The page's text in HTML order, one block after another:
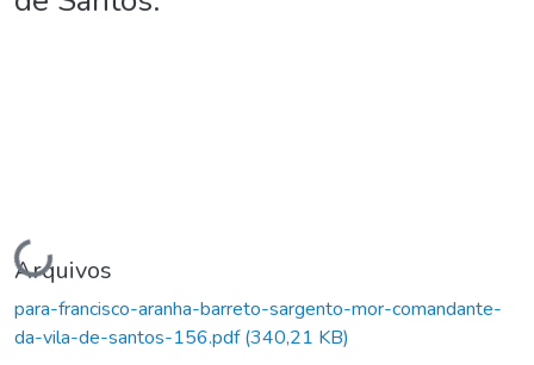
Carregando...
Arquivos
para-francisco-aranha-barreto-sargento-mor-comandante-
da-vila-de-santos-156.pdf(340,21 KB)